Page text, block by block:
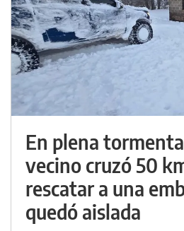
En plena
vecino cruzó 50
rescatar a una
quedó aislada